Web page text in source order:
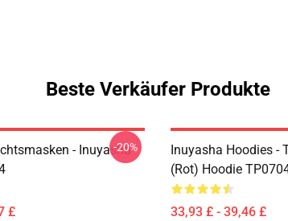
Beste Verkäufer Produkte
- Inuyasha
£
-20%
Inuyasha Hoodies -
(rot) Hoodie
33,93 £ - 39,46 £